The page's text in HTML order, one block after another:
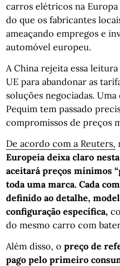
carros elétricos na
do que os fabricantes
ameaçando empregos e
automóvel europeu.
A China rejeita essa
UE para abandonar as
soluções negociadas.
Pequim tem passado
compromissos de preços
De acordo com a Reuters,
Europeia deixa claro
aceitará preços mínimos
toda uma marca. Cada
definido ao detalhe,
configuração específica,
do mesmo carro com
Além disso, o preço de
pago pelo primeiro